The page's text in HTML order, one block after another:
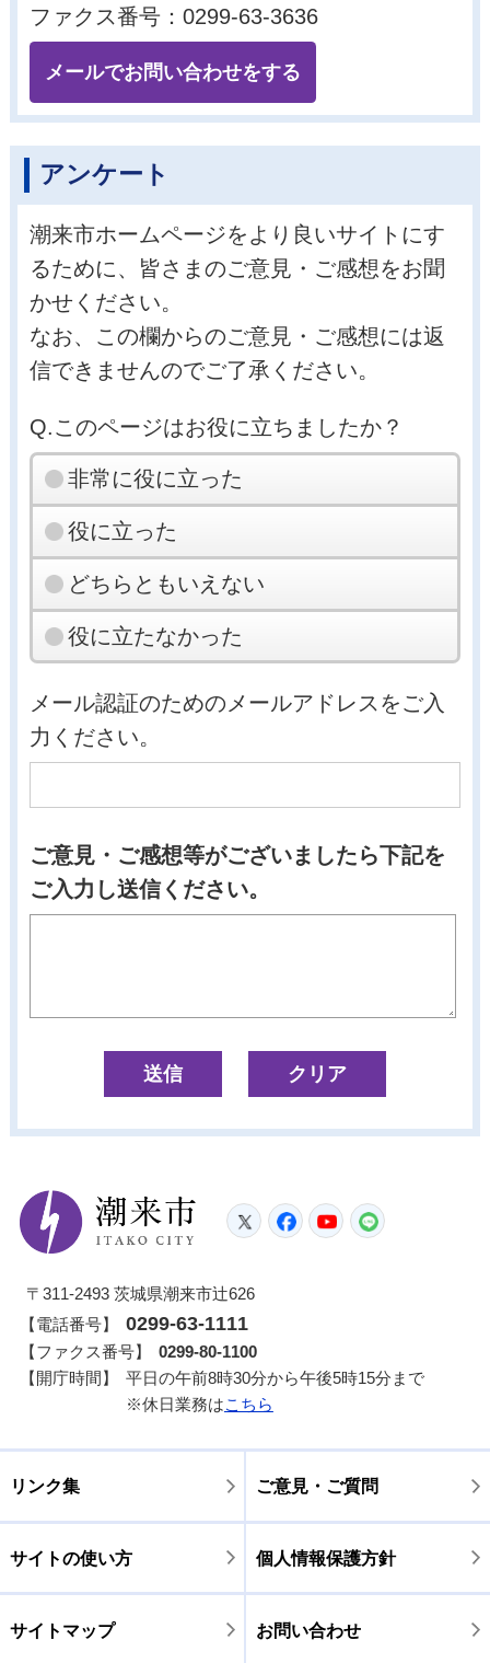
ファクス番号：0299-63-3636
メールでお問い合わせをする
アンケート
潮来市ホームページをより良いサイトにす
るために、皆さまのご意見・ご感想をお聞
かせください。
なお、この欄からのご意見・ご感想には返
信できませんのでご了承ください。
Q.このページはお役に立ちましたか？
非常に役に立った
役に立った
どちらともいえない
役に立たなかった
メール認証のためのメールアドレスをご入
力ください。
ご意見・ご感想等がございましたら下記を
ご入力し送信ください。
潮来市
TwitterFacebook
YouTube
〒311-2493 茨城県潮来市辻626
【電話番号】
0299-63-1111
【ファクス番号】
0299-80-1100
【開庁時間】
平日の午前8時30分から午後5時15分まで
※休日業務はこちら
リンク集 ご意見・ご質問
サイトの使い方 個人情報保護方針
サイトマップ お問い合わせ